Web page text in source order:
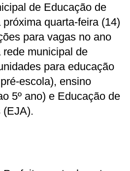
de Educação de
quarta-feira (14)
para vagas no ano
municipal de
para educação
escola), ensino
5º ano) e Educação de
(EJA).